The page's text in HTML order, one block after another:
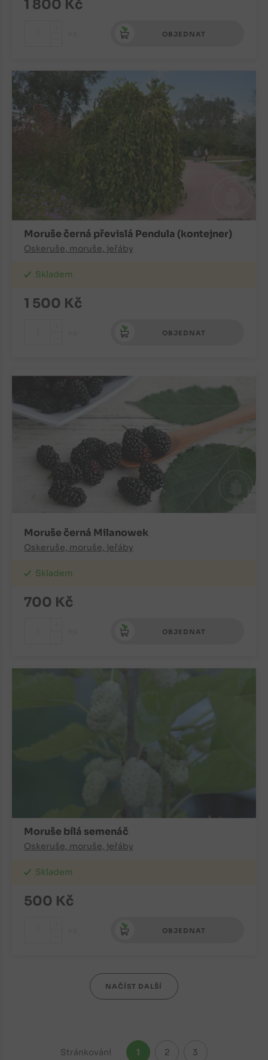
1 800 Kč
OBJEDNAT
Moruše černá převislá Pendula (kontejner)
Oskeruše, moruše, jeřáby
Skladem
1 500 Kč
OBJEDNAT
Moruše černá Milanowek
Oskeruše, moruše, jeřáby
Skladem
700 Kč
OBJEDNAT
Moruše bílá semenáč
Oskeruše, moruše, jeřáby
Skladem
500 Kč
OBJEDNAT
NAČÍST DALŠÍ
Stránkování 1 2 3